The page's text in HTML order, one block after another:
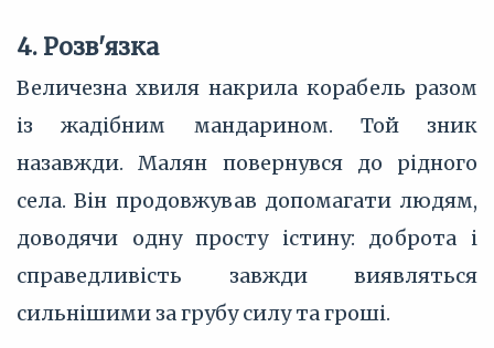
4. Розв'язка
Величезна хвиля накрила корабель разом
із жадібним мандарином. Той зник
назавжди. Малян повернувся до рідного
села. Він продовжував допомагати людям,
доводячи одну просту істину: доброта і
справедливість завжди виявляться
сильнішими за грубу силу та гроші.